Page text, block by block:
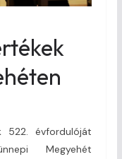
522. évfordulóját
Megyehét